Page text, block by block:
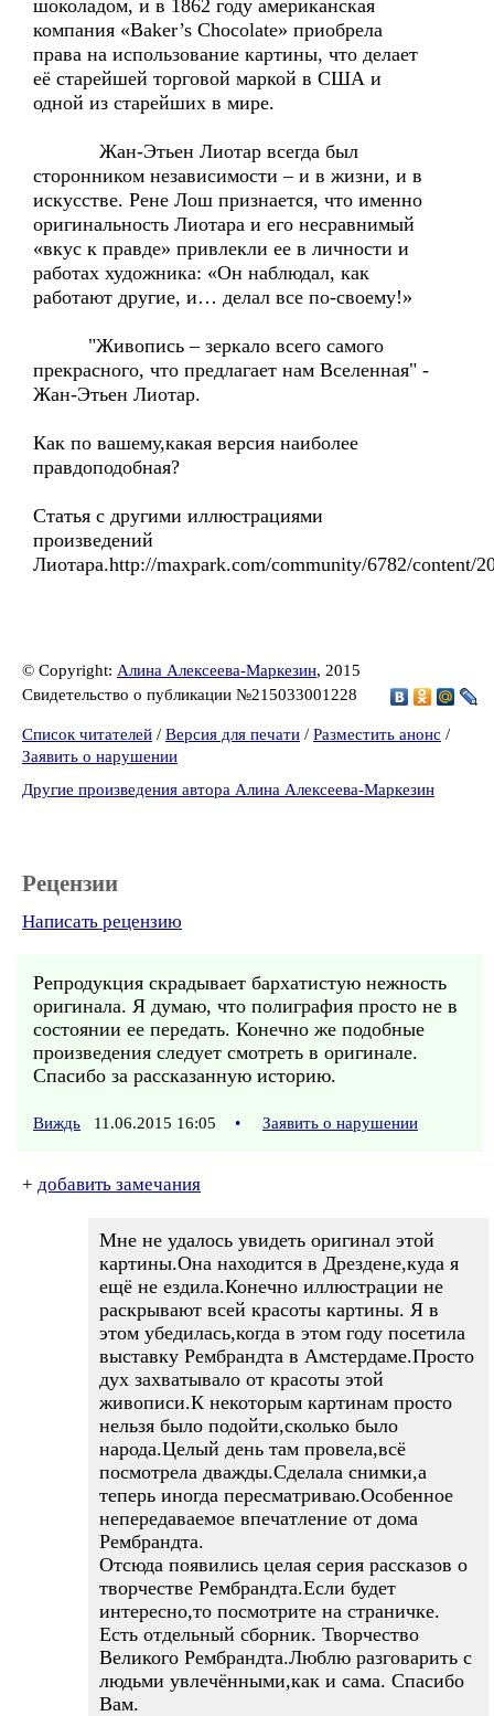
шоколадом, и в 1862 году американская
компания «Baker’s Chocolate» приобрела
права на использование картины, что делает
её старейшей торговой маркой в США и
одной из старейших в мире.
Жан-Этьен Лиотар всегда был
сторонником независимости – и в жизни, и в
искусстве. Рене Лош признается, что именно
оригинальность Лиотара и его несравнимый
«вкус к правде» привлекли ее в личности и
работах художника: «Он наблюдал, как
работают другие, и… делал все по-своему!»
"Живопись – зеркало всего самого
прекрасного, что предлагает нам Вселенная" -
Жан-Этьен Лиотар.
Как по вашему,какая версия наиболее
правдоподобная?
Статья с другими иллюстрациями
произведений
Лиотара.http://maxpark.com/community/6782/content/
© Copyright: Алина Алексеева-Маркезин, 2015
Свидетельство о публикации №215033001228
Список читателей / Версия для печати / Разместить анонс /
Заявить о нарушении
Другие произведения автора Алина Алексеева-Маркезин
Рецензии
Написать рецензию
Репродукция скрадывает бархатистую нежность
оригинала. Я думаю, что полиграфия просто не в
состоянии ее передать. Конечно же подобные
произведения следует смотреть в оригинале.
Спасибо за рассказанную историю.
Виждь 11.06.2015 16:05 • Заявить о нарушении
+ добавить замечания
Мне не удалось увидеть оригинал этой
картины.Она находится в Дрездене,куда я
ещё не ездила.Конечно иллюстрации не
раскрывают всей красоты картины. Я в
этом убедилась,когда в этом году посетила
выставку Рембрандта в Амстердаме.Просто
дух захватывало от красоты этой
живописи.К некоторым картинам просто
нельзя было подойти,сколько было
народа.Целый день там провела,всё
посмотрела дважды.Сделала снимки,а
теперь иногда пересматриваю.Особенное
непередаваемое впечатление от дома
Рембрандта.
Отсюда появились целая серия рассказов о
творчестве Рембрандта.Если будет
интересно,то посмотрите на страничке.
Есть отдельный сборник. Творчество
Великого Рембрандта.Люблю разговарить с
людьми увлечёнными,как и сама. Спасибо
Вам.